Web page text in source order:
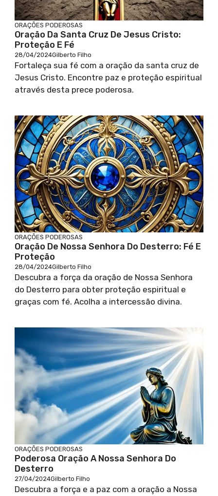
ORAÇÕES PODEROSAS
Oração Da Santa Cruz De Jesus Cristo:
Proteção E Fé
28/04/2024Gilberto Filho
Fortaleça sua fé com a oração da santa cruz de
Jesus Cristo. Encontre paz e proteção espiritual
através desta prece poderosa.
ORAÇÕES PODEROSAS
Oração De Nossa Senhora Do Desterro: Fé E
Proteção
28/04/2024Gilberto Filho
Descubra a força da oração de Nossa Senhora
do Desterro para obter proteção espiritual e
graças com fé. Acolha a intercessão divina.
ORAÇÕES PODEROSAS
Poderosa Oração A Nossa Senhora Do
Desterro
27/04/2024Gilberto Filho
Descubra a força e a paz com a oração a Nossa